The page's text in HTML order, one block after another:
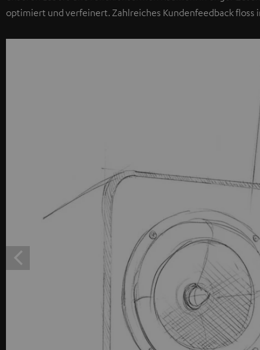
optimiert und verfeinert. Zahlreiches Kundenfeedback floss